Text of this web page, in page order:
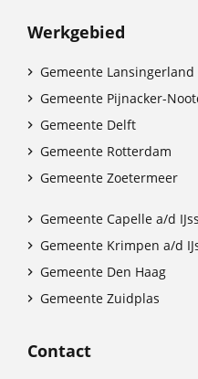
Werkgebied
 Gemeente Lansingerland
 Gemeente Pijnacker-
 Gemeente Delft
 Gemeente Rotterdam
 Gemeente Zoetermeer
 Gemeente Capelle a/d
 Gemeente Krimpen a/d
 Gemeente Den Haag
 Gemeente Zuidplas
Contact